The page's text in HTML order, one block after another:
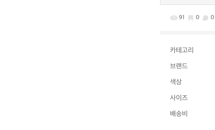
91 0 0
카테고리
브랜드
색상
사이즈
배송비